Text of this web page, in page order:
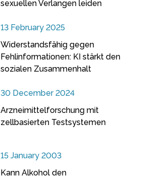
sexuellen Verlangen leiden
13 February 2025
Widerstandsfähig gegen
Fehlinformationen: KI stärkt den
sozialen Zusammenhalt
30 December 2024
Arzneimittelforschung mit
zellbasierten Testsystemen
15 January 2003
Kann Alkohol den